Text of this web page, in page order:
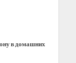
в домашних